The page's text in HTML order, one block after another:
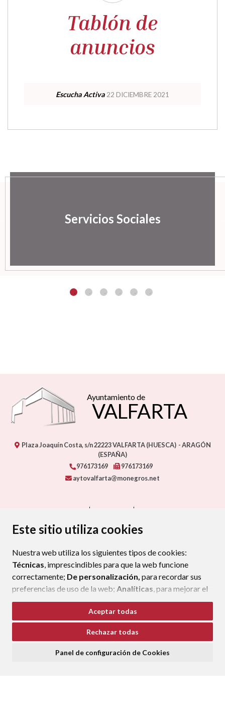
Este sitio utiliza cookies
Nuestra web utiliza los siguientes tipos de cookies:
Técnicas, imprescindibles para que la web funcione
correctamente; De personalización, para recordar sus
preferencias de uso de la web; Analíticas, para mejorar el
funcionamiento de la web y sus servicios.
Si acepta pulsando el botón“Aceptar todas”
consideramos que acepta su uso. Si pulsa el botón
ninguna acción, se guardarán las cookies técnicas
Aceptar todas
Rechazar todas
Panel de configuración de Cookies
Tablón de
anuncios
Escucha Activa 22 DICIEMBRE 2021
Servicios Sociales
Ayuntamiento de
VALFARTA
Plaza Joaquín Costa, s/n22223VALFARTA (HUESCA) - ARAGÓN
(ESPAÑA)
976173169
976173169
aytovalfarta@monegros.net
PROTECCIÓN DE DATOS
POLÍTICA DE COOKIES